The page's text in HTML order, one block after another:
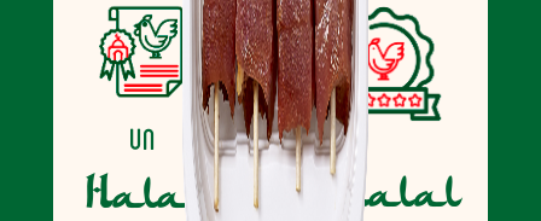
un
Halal un Halal